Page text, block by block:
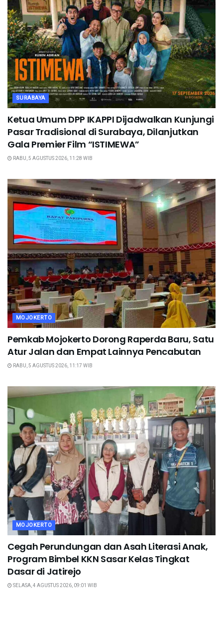
SURABAYA
Ketua Umum DPP IKAPPI Dijadwalkan Kunjungi
Pasar Tradisional di Surabaya, Dilanjutkan
Gala Premier Film “ISTIMEWA”
RABU, 5 AGUSTUS 2026, 11:28 WIB
MOJOKERTO
Pemkab Mojokerto Dorong Raperda Baru, Satu
Atur Jalan dan Empat Lainnya Pencabutan
RABU, 5 AGUSTUS 2026, 11:17 WIB
MOJOKERTO
Cegah Perundungan dan Asah Literasi Anak,
Program Bimbel KKN Sasar Kelas Tingkat
Dasar di Jatirejo
SELASA, 4 AGUSTUS 2026, 09:01 WIB